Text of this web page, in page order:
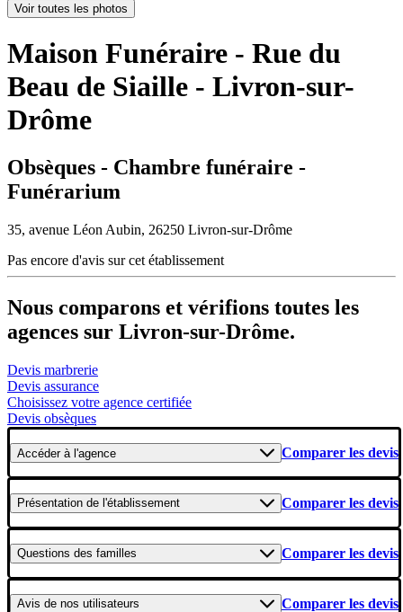
Voir toutes les photos
Maison Funéraire - Rue du
Beau de Siaille - Livron-sur-
Drôme
Obsèques - Chambre funéraire -
Funérarium
35, avenue Léon Aubin, 26250 Livron-sur-Drôme
Pas encore d'avis sur cet établissement
Nous comparons et vérifions toutes les
agences sur Livron-sur-Drôme.
Devis marbrerie
Devis assurance
Choisissez votre agence certifiée
Devis obsèques
Accéderà l'agence Comparer les devis
Présentation de l'établissement Comparer les devis
Questions des familles Comparer les devis
Avis de nos utilisateurs Comparer les devis